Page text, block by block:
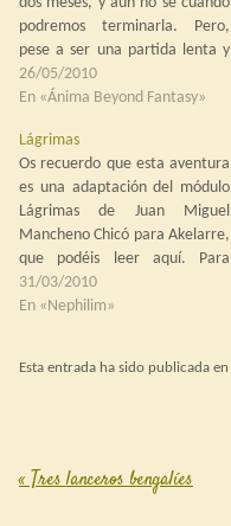
podremos terminarla. Pero,
pese a ser una partida lenta y
que debía haber cortado a
tiempo, dejó su pequeño
los jugadores en una ermita
abandonada, alrededor de un…
26/05/2010
En «Ánima Beyond Fantasy»
Lágrimas
Os recuerdo que esta aventura
es una adaptación del módulo
Lágrimas de Juan Miguel
Mancheno Chicó para Akelarre,
que podéis leer aquí. Para
entender bien lo que sucedió os
aconsejo echar un ojo al
años antes y el Temple aún
31/03/2010
En «Nephilim»
Esta entrada ha sido publicada en
Post navigation
«Tres lanceros bengalíes